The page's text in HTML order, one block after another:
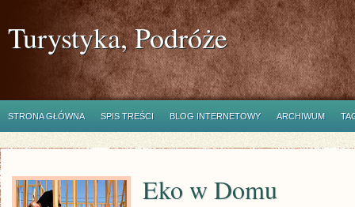
Turystyka, Podróże
STRONA GŁÓWNA SPIS TREŚCI BLOG INTERNETOWY ARCHIWUM
Eko w Domu